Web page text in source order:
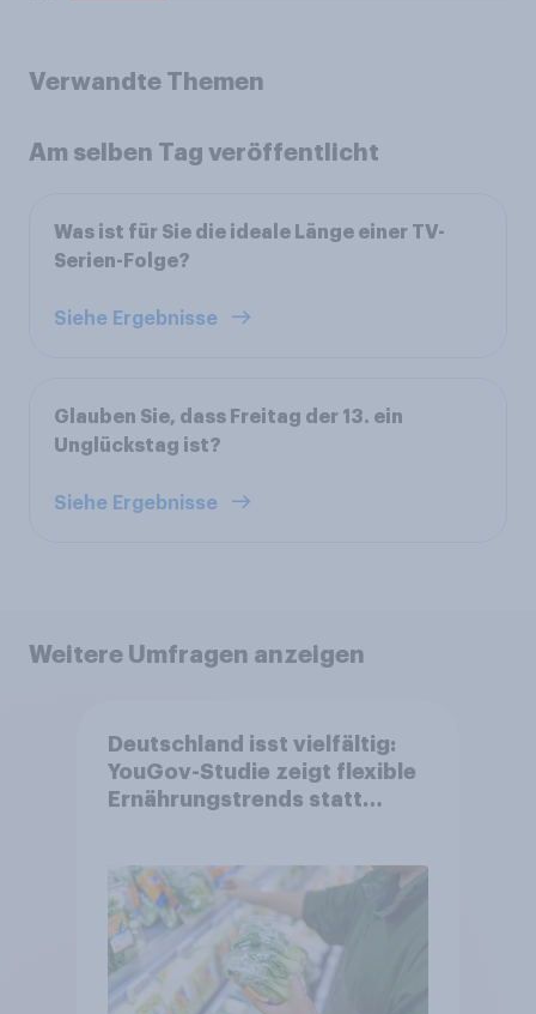
Verwandte Themen
Am selben Tag veröffentlicht
Was ist für Sie die ideale Länge einer TV-
Serien-Folge?
Siehe Ergebnisse
Glauben Sie, dass Freitag der 13. ein
Unglückstag ist?
Siehe Ergebnisse
Weitere Umfragen anzeigen
Deutschland isst vielfältig:
YouGov-Studie zeigt flexible
Ernährungstrends statt